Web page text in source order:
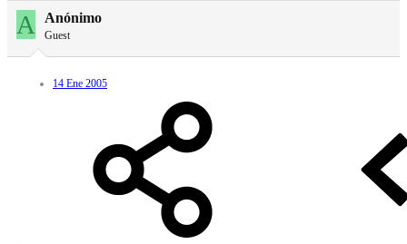
A Anónimo
Guest
14 Ene 2005